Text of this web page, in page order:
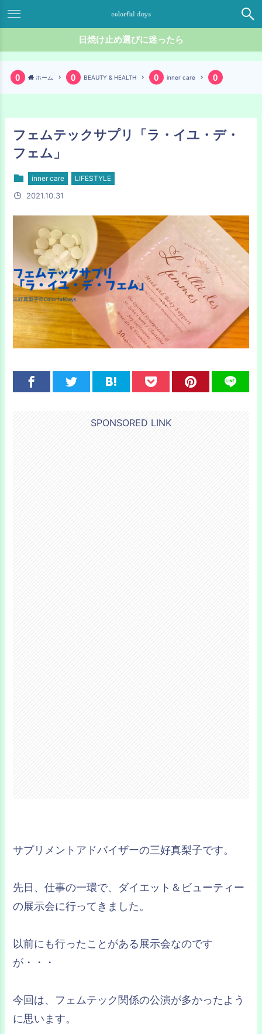
日焼け止め選びに迷ったら
ホーム BEAUTY & HEALTH inner care
フェムテックサプリ「ラ・イユ・デ・
フェム」
inner care LIFESTYLE
2021.10.31
SPONSORED LINK
サプリメントアドバイザーの三好真梨子です。
先日、仕事の一環で、ダイエット＆ビューティー
の展示会に行ってきました。
以前にも行ったことがある展示会なのです
が・・・
今回は、フェムテック関係の公演が多かったよう
に思います。